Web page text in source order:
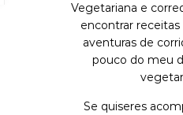
Vegetariana e
encontrar receitas
aventuras de
pouco do meu
Se quiseres